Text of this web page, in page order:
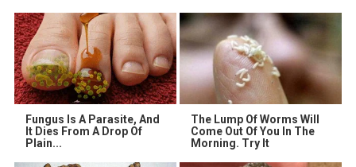
Fungus Is A Parasite, And
It Dies From A Drop Of
Plain...
The Lump Of Worms Will
Come Out Of You In The
Morning. Try It